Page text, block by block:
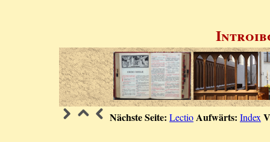
Nächste Seite: LectioAufwärts: Index